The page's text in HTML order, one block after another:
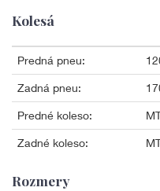
Kolesá
Rozmery